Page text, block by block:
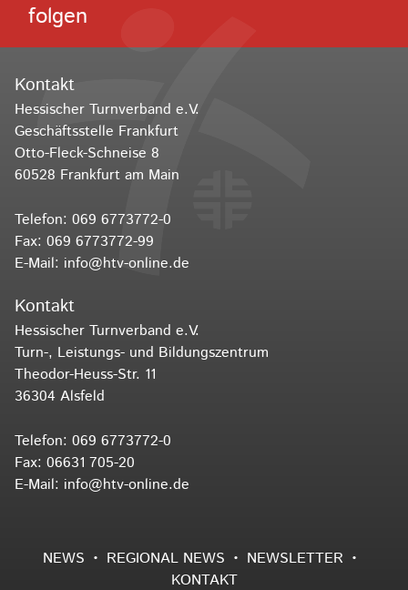
folgen
Kontakt
Hessischer Turnverband e.V.
Geschäftsstelle Frankfurt
Otto-Fleck-Schneise 8
60528 Frankfurt am Main
Telefon: 069 6773772-0
Fax: 069 6773772-99
E-Mail: info@htv-online.de
Kontakt
Hessischer Turnverband e.V.
Turn-, Leistungs- und Bildungszentrum
Theodor-Heuss-Str. 11
36304 Alsfeld
Telefon: 069 6773772-0
Fax: 06631 705-20
E-Mail: info@htv-online.de
NEWS REGIONAL NEWS
NEWSLETTER
KONTAKT